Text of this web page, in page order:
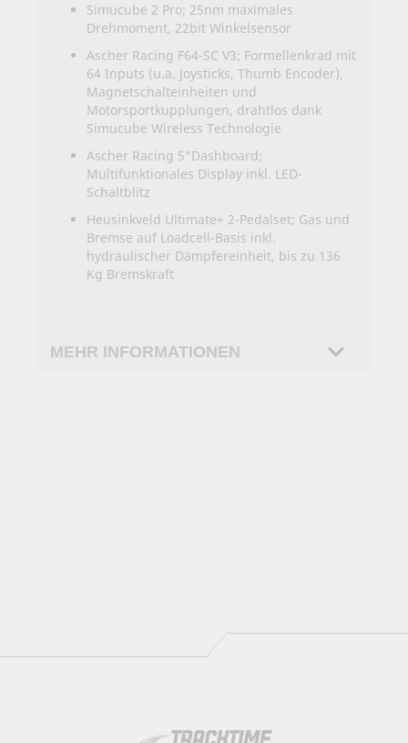
Simucube 2 Pro; 25nm maximales
Drehmoment, 22bit Winkelsensor
Ascher Racing F64-SC V3; Formellenkrad mit
64 Inputs (u.a. Joysticks, Thumb Encoder),
Magnetschalteinheiten und
Motorsportkupplungen, drahtlos dank
Simucube Wireless Technologie
Ascher Racing 5“Dashboard;
Multifunktionales Display inkl. LED-
Schaltblitz
Heusinkveld Ultimate+ 2-Pedalset; Gas und
Bremse auf Loadcell-Basis inkl.
hydraulischer Dämpfereinheit, bis zu 136
Kg Bremskraft
MEHR INFORMATIONEN